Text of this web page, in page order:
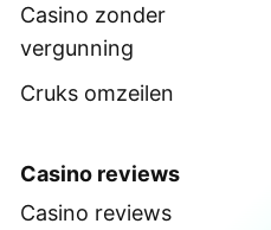
Casino zonder
vergunning
Cruks omzeilen
Casino reviews
Casino reviews